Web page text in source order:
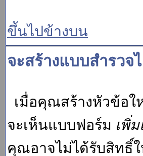
ขึ้นไปข้างบน
จะสร้างแบบสำรวจ
เมื่อคุณสร้างหัวข้อ
จะเห็นแบบฟอร์ม เพิ่
คุณอาจไม่ได้รับสิทธิ์